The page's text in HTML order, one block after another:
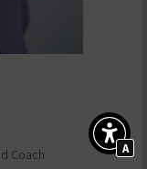
Coach A